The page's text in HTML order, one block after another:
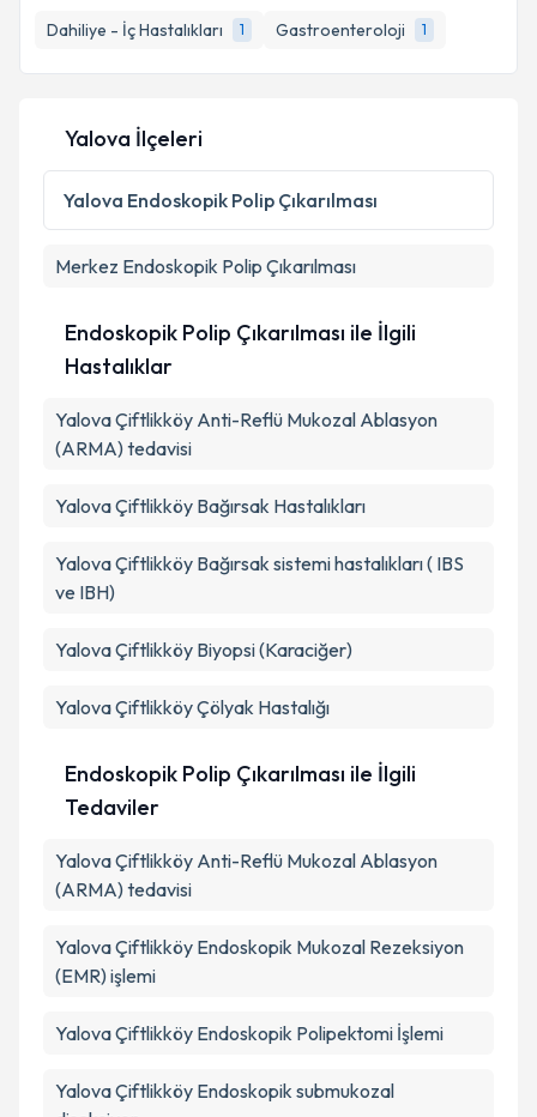
Dahiliye - İç Hastalıkları 1 Gastroenteroloji 1
Kişisel verilerimin işlenmesine ilişkin
Metni'ni okudum ve kişisel verilerimin belirtilen
kapsamda işlenmesini kabul ediyorum.
Yalova İlçeleri
Yalova Endoskopik Polip Çıkarılması
Merkez Endoskopik Polip Çıkarılması
Endoskopik Polip Çıkarılması ile İlgili
Hastalıklar
Yalova Çiftlikköy Anti-Reflü Mukozal Ablasyon
(ARMA) tedavisi
Yalova Çiftlikköy Bağırsak Hastalıkları
Yalova Çiftlikköy Bağırsak sistemi hastalıkları ( IBS
ve IBH)
Yalova Çiftlikköy Biyopsi (Karaciğer)
Yalova Çiftlikköy Çölyak Hastalığı
Endoskopik Polip Çıkarılması ile İlgili
Tedaviler
Yalova Çiftlikköy Anti-Reflü Mukozal Ablasyon
(ARMA) tedavisi
Yalova Çiftlikköy Endoskopik Mukozal Rezeksiyon
(EMR) işlemi
Yalova Çiftlikköy Endoskopik Polipektomi İşlemi
Yalova Çiftlikköy Endoskopik submukozal